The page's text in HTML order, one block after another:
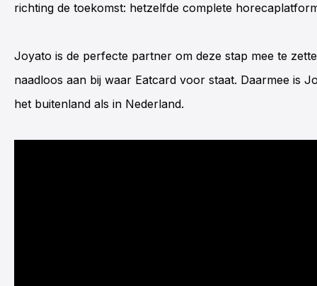
richting de toekomst: hetzelfde complete
Joyato is de perfecte partner om deze stap mee te
naadloos aan bij waar Eatcard voor staat. Daarmee is
het buitenland als in Nederland.